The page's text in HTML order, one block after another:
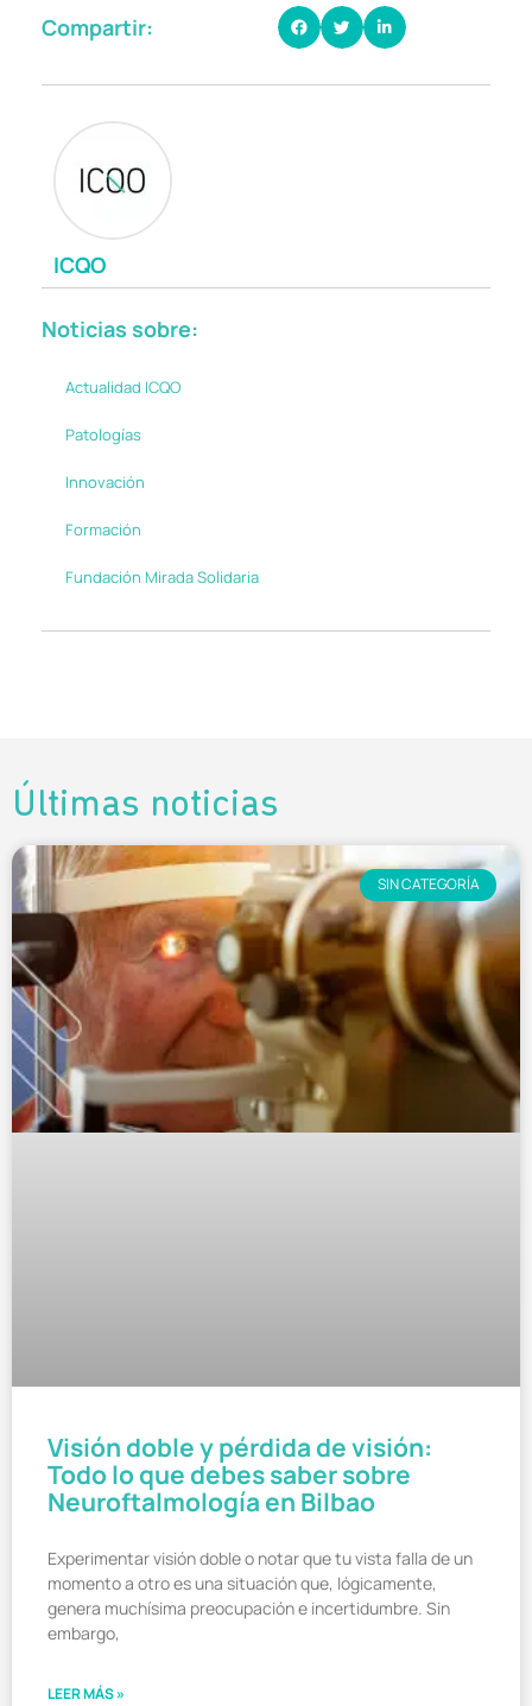
Compartir:
ICQO
Noticias sobre:
Actualidad ICQO
Patologías
Innovación
Formación
Fundación Mirada Solidaria
Últimas noticias
SIN CATEGORÍA
Visión doble y pérdida de visión:
Todo lo que debes saber sobre
Neuroftalmología en Bilbao
Experimentar visión doble o notar que tu vista falla de un
momento a otro es una situación que, lógicamente,
genera muchísima preocupación e incertidumbre. Sin
embargo,
LEER MÁS »